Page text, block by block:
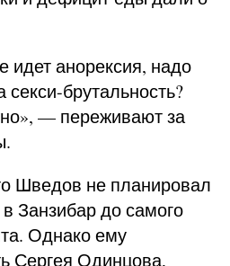
идет анорексия, надо
брутальность?
— переживают за
Шведов не планировал
Занзибар до самого
Однако ему
Сергея Одинцова,